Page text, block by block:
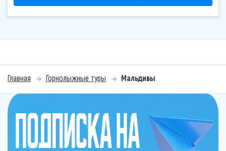
Главная Горнолыжные туры Мальдивы